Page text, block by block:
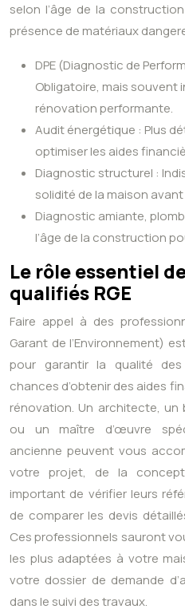
selon l’âge de la
présence de matériaux
DPE (Diagnostic de
Obligatoire, mais souvent
rénovation performante.
Audit énergétique : Plus
optimiser les aides
Diagnostic structurel :
solidité de la maison
Diagnostic amiante,
l’âge de la construction
Le rôle essentiel
qualifiés RGE
Faire appel à des
Garant de l’Environnement)
pour garantir la qualité
chances d’obtenir des aides
rénovation. Un architecte, un
ou un maître d’œuvre
ancienne peuvent vous
votre projet, de la
important de vérifier leurs
de comparer les devis
Ces professionnels sauront
les plus adaptées à votre
votre dossier de demande
dans le suivi des travaux.